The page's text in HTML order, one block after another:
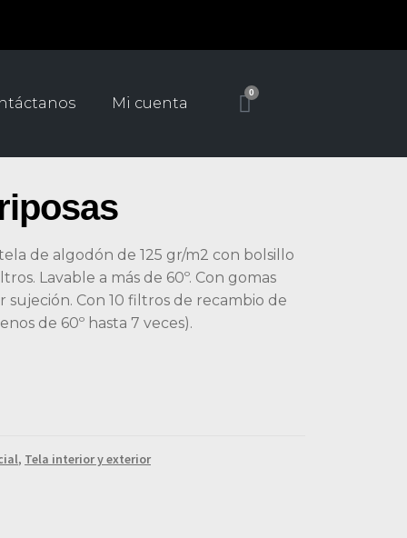
Mi cuenta
0
de algodón de 125 gr/m2 con bolsillo
Lavable a más de 60º. Con gomas
sujeción. Con 10 filtros de recambio de
de 60º hasta 7 veces).
, Tela interior y exterior